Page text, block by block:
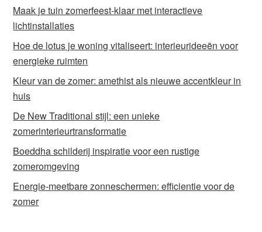
Maak je tuin zomerfeest-klaar met interactieve
lichtinstallaties
Hoe de lotus je woning vitaliseert: interieurideeën voor
energieke ruimten
Kleur van de zomer: amethist als nieuwe accentkleur in
huis
De New Traditional stijl: een unieke
zomerinterieurtransformatie
Boeddha schilderij inspiratie voor een rustige
zomeromgeving
Energie-meetbare zonneschermen: efficientie voor de
zomer